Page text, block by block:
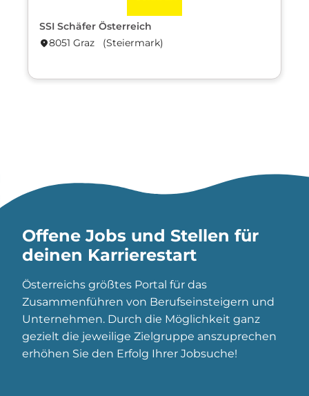
SSI Schäfer Österreich
location_on8051 Graz (Steier­mark)
Offene Jobs und Stellen für
deinen Karrierestart
Österreichs größtes Portal für das
Zusammenführen von Berufseinsteigern und
Unternehmen. Durch die Möglichkeit ganz
gezielt die jeweilige Zielgruppe anszuprechen
erhöhen Sie den Erfolg Ihrer Jobsuche!